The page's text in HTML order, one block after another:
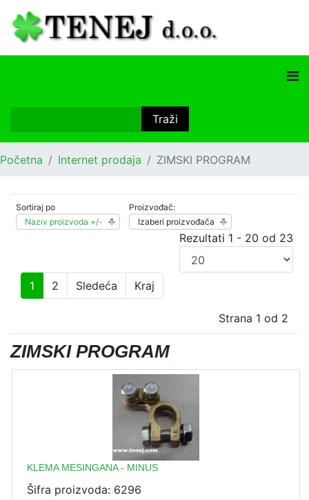
Početna Internet prodaja ZIMSKI PROGRAM
Sortiraj po
Naziv proizvoda +/-
Proizvođač:
Izaberi proizvođača
Rezultati 1 - 20 od 23
1 2 Sledeća Kraj
Strana 1 od 2
ZIMSKI PROGRAM
KLEMA MESINGANA - MINUS
Šifra proizvoda: 6296